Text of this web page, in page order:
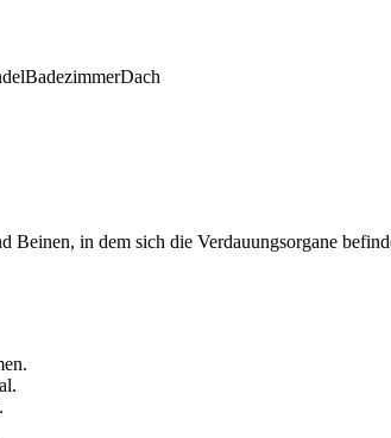
BadezimmerDach
Beinen, in dem sich die Verdauungsorgane